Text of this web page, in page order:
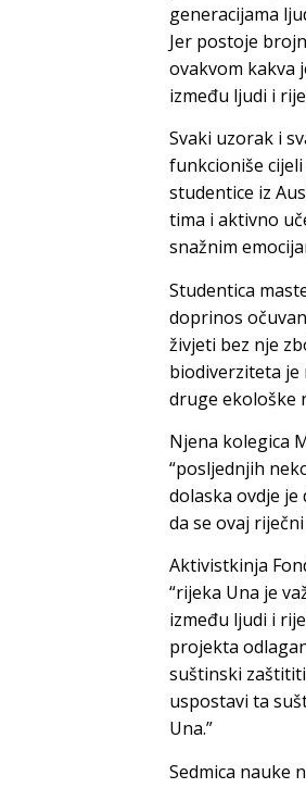
generacijama
Jer postoje
ovakvom kakva
između ljudi i
Svaki uzorak i
funkcioniše
studentice iz
tima i aktivno
snažnim
Studentica
doprinos
živjeti bez nje
biodiverziteta je
druge ekološke
Njena kolegica
“posljednjih
dolaska ovdje
da se ovaj
Aktivistkinja
“rijeka Una je
između ljudi i
projekta
suštinski
uspostavi ta
Una.”
Sedmica nauke